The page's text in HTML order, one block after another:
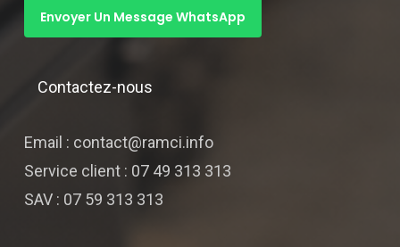
Envoyer Un Message WhatsApp
Contactez-nous
Email : contact@ramci.info
Service client : 07 49 313 313
SAV : 07 59 313 313